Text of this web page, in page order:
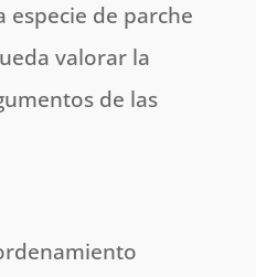
especie de parche
valorar la
de las